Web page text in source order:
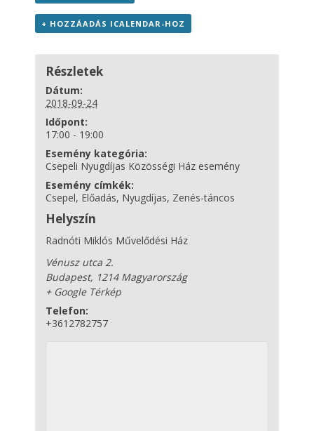
+ HOZZÁADÁS ICALENDAR-HOZ
Részletek
Dátum:
2018-09-24
Időpont:
17:00 - 19:00
Esemény kategória:
Csepeli Nyugdíjas Közösségi Ház esemény
Esemény címkék:
Csepel, Előadás, Nyugdíjas, Zenés-táncos
Helyszín
Radnóti Miklós Művelődési Ház
Vénusz utca 2.
Budapest, 1214 Magyarország
+ Google Térkép
Telefon:
+3612782757